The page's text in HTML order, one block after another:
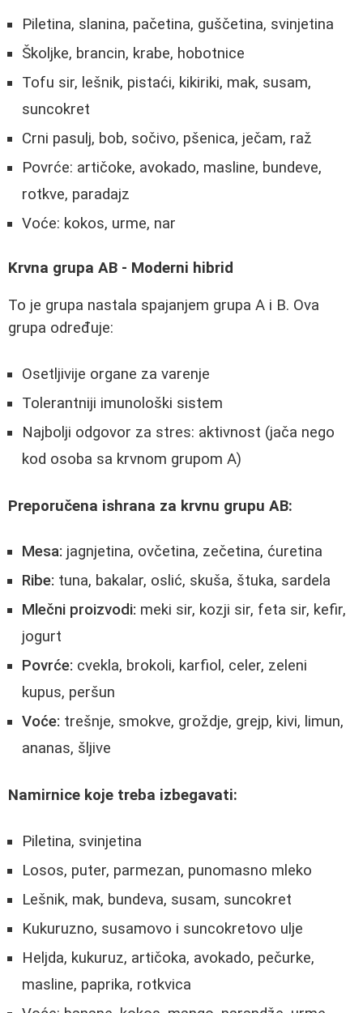
Piletina, slanina, pačetina, guščetina, svinjetina
Školjke, brancin, krabe, hobotnice
Tofu sir, lešnik, pistaći, kikiriki, mak, susam,
suncokret
Crni pasulj, bob, sočivo, pšenica, ječam, raž
Povrće: artičoke, avokado, masline, bundeve,
rotkve, paradajz
Voće: kokos, urme, nar
Krvna grupa AB - Moderni hibrid
To je grupa nastala spajanjem grupa A i B. Ova
grupa određuje:
Osetljivije organe za varenje
Tolerantniji imunološki sistem
Najbolji odgovor za stres: aktivnost (jača nego
kod osoba sa krvnom grupom A)
Preporučena ishrana za krvnu grupu AB:
Mesa: jagnjetina, ovčetina, zečetina, ćuretina
Ribe: tuna, bakalar, oslić, skuša, štuka, sardela
Mlečni proizvodi: meki sir, kozji sir, feta sir, kefir,
jogurt
Povrće: cvekla, brokoli, karfiol, celer, zeleni
kupus, peršun
Voće: trešnje, smokve, groždje, grejp, kivi, limun,
ananas, šljive
Namirnice koje treba izbegavati:
Piletina, svinjetina
Losos, puter, parmezan, punomasno mleko
Lešnik, mak, bundeva, susam, suncokret
Kukuruzno, susamovo i suncokretovo ulje
Heljda, kukuruz, artičoka, avokado, pečurke,
masline, paprika, rotkvica